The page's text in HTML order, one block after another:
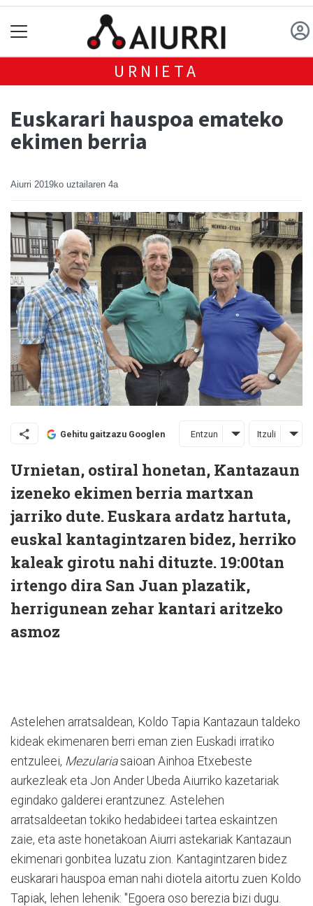
URNIETA
Euskarari hauspoa emateko
ekimen berria
Aiurri 2019ko uztailaren 4a
Gehitu gaitzazu Googlen Entzun Itzuli
Urnietan, ostiral honetan, Kantazaun
izeneko ekimen berria martxan
jarriko dute. Euskara ardatz hartuta,
euskal kantagintzaren bidez, herriko
kaleak girotu nahi dituzte. 19:00tan
irtengo dira San Juan plazatik,
herrigunean zehar kantari aritzeko
asmoz
Astelehen arratsaldean, Koldo Tapia Kantazaun taldeko
kideak ekimenaren berri eman zien Euskadi irratiko
entzuleei, Mezulariasaioan Ainhoa Etxebeste
aurkezleak eta Jon Ander Ubeda Aiurriko kazetariak
egindako galderei erantzunez. Astelehen
arratsaldeetan tokiko hedabideei tartea eskaintzen
zaie, eta aste honetakoan Aiurri astekariak Kantazaun
ekimenari gonbitea luzatu zion. Kantagintzaren bidez
euskarari hauspoa eman nahi diotela aitortu zuen Koldo
Tapiak, lehen lehenik: "Egoera oso berezia bizi dugu.